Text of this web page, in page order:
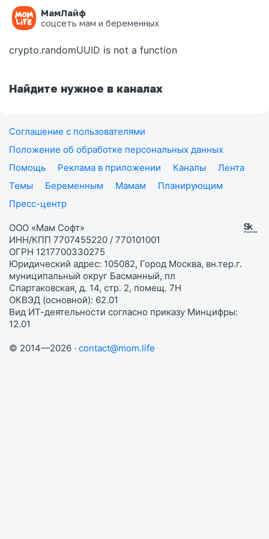
МамЛайф
соцсеть мам и беременных
Ошибка на странице
crypto.randomUUID is not a function
Найдите нужное в каналах
Соглашение с пользователями
Положение об обработке персональных данных
Помощь
Реклама в приложении Каналы
Лента
Темы
Беременным Мамам
Планирующим
Пресс-центр
ООО «Мам Софт»
ИНН/КПП 7707455220 / 770101001
ОГРН 1217700330275
Юридический адрес: 105082, Город Москва, вн.тер.г.
муниципальный округ Басманный, пл
Спартаковская, д. 14, стр. 2, помещ. 7Н
ОКВЭД (основной): 62.01
Вид ИТ-деятельности согласно приказу Минцифры:
12.01
© 2014—2026 · contact@mom.life